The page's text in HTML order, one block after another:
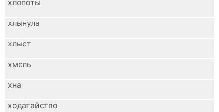
хлопоты
хлынула
хлыст
хмель
хна
ходатайство